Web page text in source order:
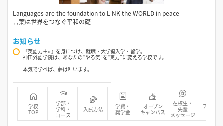
Languages are the foundation to LINK the WORLD in peace
言葉は世界をつなぐ平和の礎
お知らせ
『英語力＋α』を身につけ、就職・大学編入学・留学。
神田外語学院は、あなたの“やる気”を“実力”に変える学校です。
本気で学べば、夢は叶います。
学校
TOP
学部・
学科・
コース
入試方法
学費・
奨学金
オープン
キャンパス
在校生・
先輩
メッセージ
アクセス
マップ